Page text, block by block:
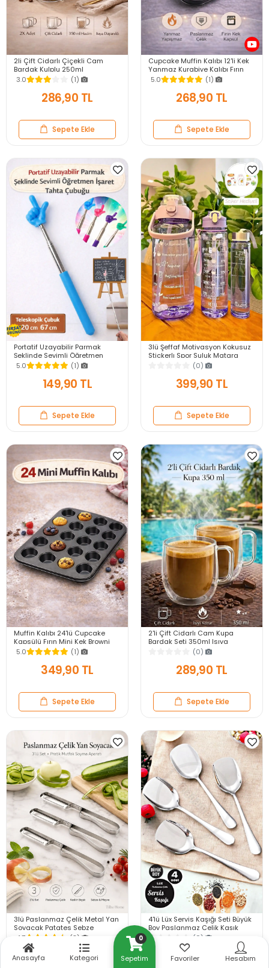
2li Çift Cidarlı Çiçekli Cam
Bardak Kulplu 250ml
Kurutulmuş Flower Meşrubat El
Yapımı Kahve Bardağı
3.0 (1)
286,90 TL
Sepete Ekle
Cupcake Muffin Kalıbı 12'li Kek
Yanmaz Kurabiye Kalıbı Fırın
Çörek Kapsül Tepsisi
Paslanmaz Siyah
5.0 (1)
268,90 TL
Sepete Ekle
Portatif Uzayabilir Parmak
Şeklinde Sevimli Öğretmen
İşaret Tahta Çubuğu Teleskopik
Çubuk 20cm 67cm
5.0 (1)
149,90 TL
Sepete Ekle
3lü Şeffaf Motivasyon Kokusuz
Stickerlı Spor Suluk Matara
Pipetli Taşınabilir Su Şişesi Soft
(0)
399,90 TL
Sepete Ekle
Muffin Kalıbı 24'lü Cupcake
Kapsülü Fırın Mini Kek Browni
Kekstra Kurabiye Kalıbı Muffin
Baking Pan
5.0 (1)
349,90 TL
Sepete Ekle
2'li Çift Cidarlı Cam Kupa
Bardak Seti 350ml Isıya
Dayanıklı Espresso Sunum
Kulplu Kahve Bardağı
(0)
289,90 TL
Sepete Ekle
3lü Paslanmaz Çelik Metal Yan
Soyacak Patates Sebze
Salatalık Havuç Soyacağı
Mutfak Soyma Aparatı
4.7 (3)
199,90 TL
4'lü Lüx Servis Kaşığı Seti Büyük
Boy Paslanmaz Çelik Kaşık
Salata Yemek Mutfak Kaşığı
(0)
299,90 TL
0
Sepetim
Anasayfa Kategori Favoriler Hesabım